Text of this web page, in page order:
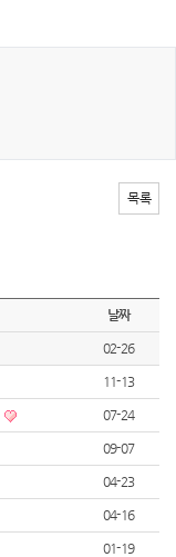
목록
날짜
02-26
11-13
07-24
09-07
04-23
04-16
01-19